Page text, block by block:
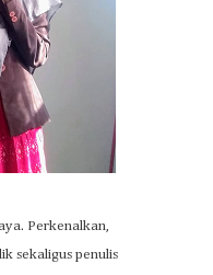
Perkenalkan,
sekaligus penulis